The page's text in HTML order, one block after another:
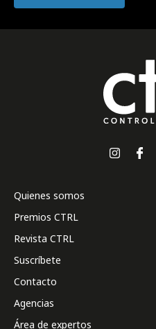
Quienes somos
Premios CTRL
Revista CTRL
Suscríbete
Contacto
Agencias
Área de expertos